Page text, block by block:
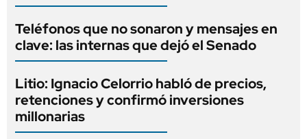
Teléfonos que no sonaron y mensajes en
clave: las internas que dejó el Senado
Litio: Ignacio Celorrio habló de precios,
retenciones y confirmó inversiones
millonarias